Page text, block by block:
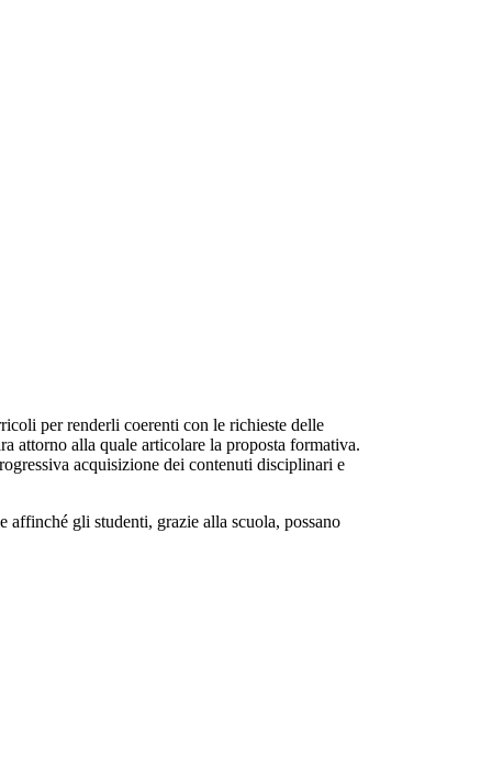
per renderli coerenti con le richieste delle
attorno alla quale articolare la proposta formativa.
acquisizione dei contenuti disciplinari e
affinché gli studenti, grazie alla scuola, possano